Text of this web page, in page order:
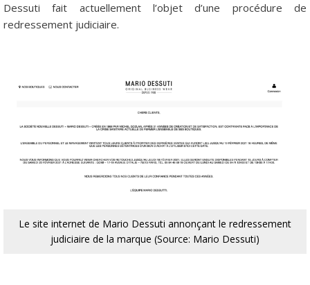
Dessuti fait actuellement l’objet d’une procédure de
redressement judiciaire.
Le site internet de Mario Dessuti annonçant le redressement
judiciaire de la marque (Source: Mario Dessuti)